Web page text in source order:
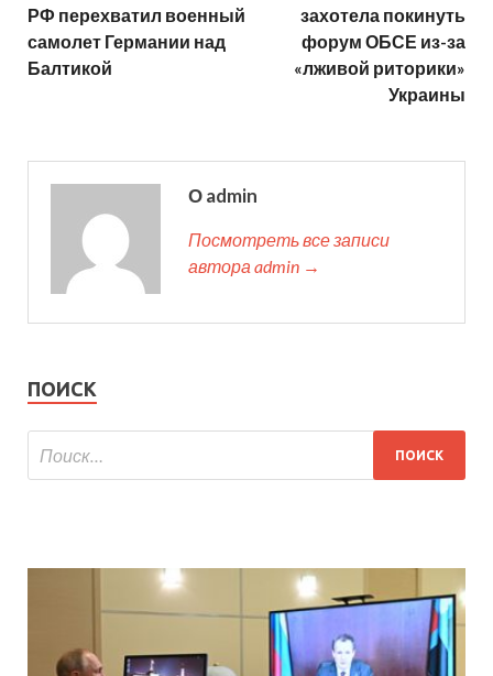
РФ перехватил военный
самолет Германии над
Балтикой
захотела покинуть
форум ОБСЕ из-за
«лживой риторики»
Украины
О admin
Посмотреть все записи
автора admin →
ПОИСК